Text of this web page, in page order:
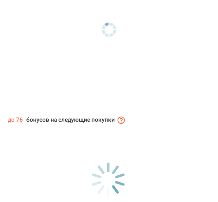
до 76 бонусов на следующие покупки